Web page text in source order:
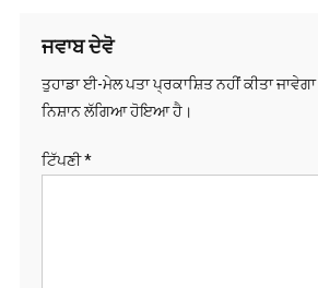
ਜਵਾਬ ਦੇਵੋ
ਤੁਹਾਡਾ ਈ-ਮੇਲ ਪਤਾ ਪ੍ਰਕਾਸ਼ਿਤ ਨਹੀਂ ਕੀਤਾ ਜਾਵੇਗਾ।
ਨਿਸ਼ਾਨ ਲੱਗਿਆ ਹੋਇਆ ਹੈ।
ਟਿੱਪਣੀ *